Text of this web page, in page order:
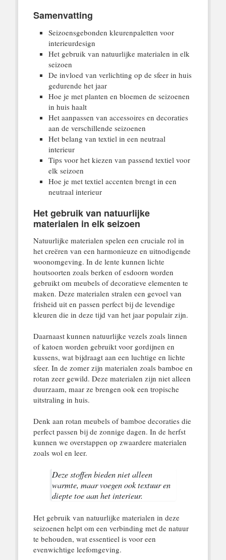
Samenvatting
Seizoensgebonden kleurenpaletten voor
interieurdesign
Het gebruik van natuurlijke materialen in elk
seizoen
De invloed van verlichting op de sfeer in huis
gedurende het jaar
Hoe je met planten en bloemen de seizoenen
in huis haalt
Het aanpassen van accessoires en decoraties
aan de verschillende seizoenen
Het belang van textiel in een neutraal
interieur
Tips voor het kiezen van passend textiel voor
elk seizoen
Hoe je met textiel accenten brengt in een
neutraal interieur
Het gebruik van natuurlijke
materialen in elk seizoen
Natuurlijke materialen spelen een cruciale rol in
het creëren van een harmonieuze en uitnodigende
woonomgeving. In de lente kunnen lichte
houtsoorten zoals berken of esdoorn worden
gebruikt om meubels of decoratieve elementen te
maken. Deze materialen stralen een gevoel van
frisheid uit en passen perfect bij de levendige
kleuren die in deze tijd van het jaar populair zijn.
Daarnaast kunnen natuurlijke vezels zoals linnen
of katoen worden gebruikt voor gordijnen en
kussens, wat bijdraagt aan een luchtige en lichte
sfeer. In de zomer zijn materialen zoals bamboe en
rotan zeer gewild. Deze materialen zijn niet alleen
duurzaam, maar ze brengen ook een tropische
uitstraling in huis.
Denk aan rotan meubels of bamboe decoraties die
perfect passen bij de zonnige dagen. In de herfst
kunnen we overstappen op zwaardere materialen
zoals wol en leer.
Deze stoffen bieden niet alleen
warmte, maar voegen ook textuur en
diepte toe aan het interieur.
Het gebruik van natuurlijke materialen in deze
seizoenen helpt om een verbinding met de natuur
te behouden, wat essentieel is voor een
evenwichtige leefomgeving.